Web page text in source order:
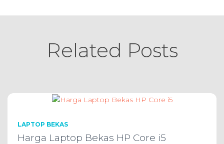
Related Posts
LAPTOP BEKAS
Harga Laptop Bekas HP Core i5